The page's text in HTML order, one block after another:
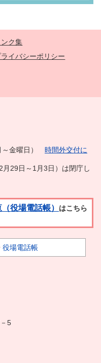
ンク集
ライバシーポリシー
～金曜日） 時間外交付に
29日～1月3日）は閉庁し
役場電話帳） はこちら
役場電話帳
5